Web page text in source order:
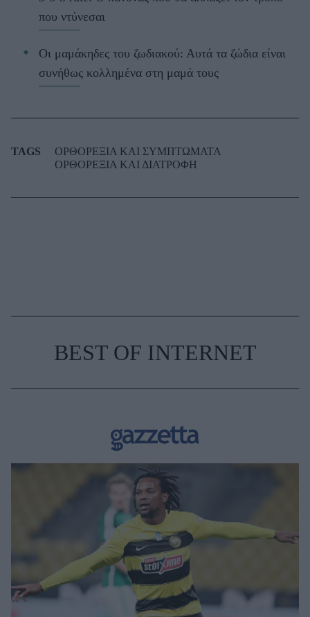
που ντύνεσαι
Οι μαμάκηδες του ζωδιακού: Αυτά τα ζώδια είναι
συνήθως κολλημένα στη μαμά τους
TAGS
ΟΡΘΟΡΕΞΙΑ ΚΑΙ ΣΥΜΠΤΩΜΑΤΑ
ΟΡΘΟΡΕΞΙΑ ΚΑΙ ΔΙΑΤΡΟΦΗ
BEST OF INTERNET